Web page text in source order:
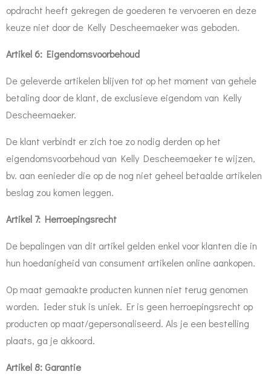
opdracht heeft gekregen de goederen te vervoeren en deze
keuze niet door de Kelly Descheemaeker was geboden.
Artikel 6: Eigendomsvoorbehoud
De geleverde artikelen blijven tot op het moment van gehele
betaling door de klant, de exclusieve eigendom van Kelly
Descheemaeker.
De klant verbindt er zich toe zo nodig derden op het
eigendomsvoorbehoud van Kelly Descheemaeker te wijzen,
bv. aan eenieder die op de nog niet geheel betaalde artikelen
beslag zou komen leggen.
Artikel 7: Herroepingsrecht
De bepalingen van dit artikel gelden enkel voor klanten die in
hun hoedanigheid van consument artikelen online aankopen.
Op maat gemaakte producten kunnen niet terug genomen
worden. Ieder stuk is uniek. Er is geen herroepingsrecht op
producten op maat/gepersonaliseerd. Als je een bestelling
plaats, ga je akkoord.
Artikel 8: Garantie